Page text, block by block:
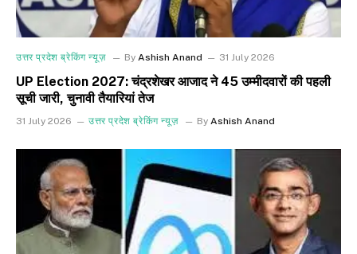
उत्तर प्रदेश ब्रेकिंग न्यूज़ By Ashish Anand 31 July 2026
UP Election 2027: चंद्रशेखर आजाद ने 45 उम्मीदवारों की पहली
सूची जारी, चुनावी तैयारियां तेज
31 July 2026 उत्तर प्रदेश ब्रेकिंग न्यूज़ By Ashish Anand